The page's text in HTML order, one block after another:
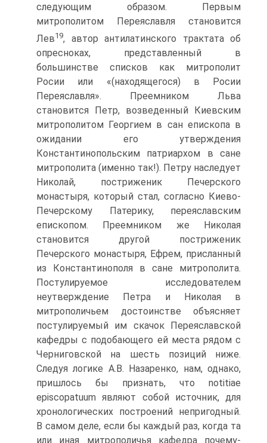
следующим образом. Первым
митрополитом Переяславля становится
Лев19, автор антилатинского трактата об
опресноках, представленный в
большинстве списков как митрополит
Росии или «(находящегося) в Росии
Переяславля». Преемником Льва
становится Петр, возведенный Киевским
митрополитом Георгием в сан епископа в
ожидании его утверждения
Константинопольским патриархом в сане
митрополита (именно так!). Петру наследует
Николай, постриженик Печерского
монастыря, который стал, согласно Киево-
Печерскому Патерику, переяславским
епископом. Преемником же Николая
становится другой постриженик
Печерского монастыря, Ефрем, присланный
из Константинополя в сане митрополита.
Постулируемое исследователем
неутверждение Петра и Николая в
митрополичьем достоинстве объясняет
постулируемый им скачок Переяславской
кафедры с подобающего ей места рядом с
Черниговской на шесть позиций ниже.
Следуя логике А.В. Назаренко, нам, однако,
пришлось бы признать, что notitiae
episcopatuum являют собой источник, для
хронологических построений непригодный.
В самом деле, если бы каждый раз, когда та
или иная митрополичья кафедра почему-